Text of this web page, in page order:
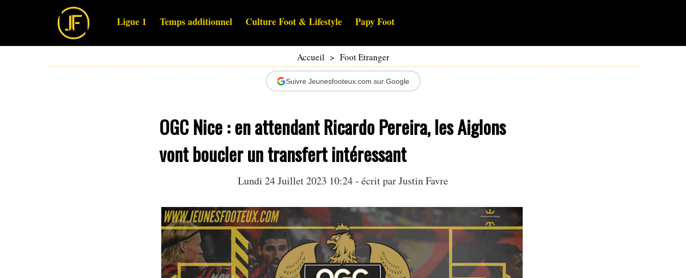
Ligue 1 Temps additionnel Culture Foot & Lifestyle Papy Foot
Accueil > Foot Etranger
Suivre Jeunesfooteux.com sur Google
OGC Nice : en attendant Ricardo Pereira, les Aiglons
vont boucler un transfert intéressant
Lundi 24 Juillet 2023 10:24 - écrit parJustin Favre